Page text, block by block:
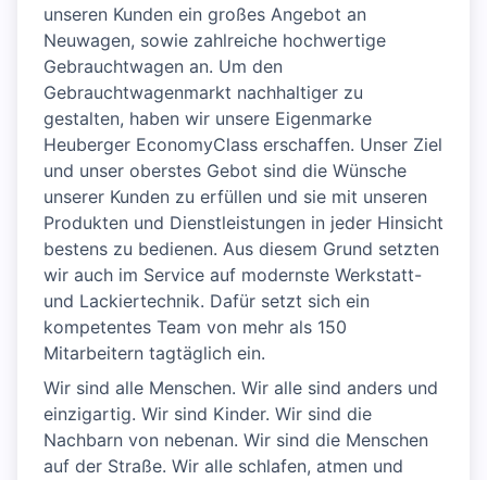
unseren Kunden ein großes Angebot an
Neuwagen, sowie zahlreiche hochwertige
Gebrauchtwagen an. Um den
Gebrauchtwagenmarkt nachhaltiger zu
gestalten, haben wir unsere Eigenmarke
Heuberger EconomyClass erschaffen. Unser Ziel
und unser oberstes Gebot sind die Wünsche
unserer Kunden zu erfüllen und sie mit unseren
Produkten und Dienstleistungen in jeder Hinsicht
bestens zu bedienen. Aus diesem Grund setzten
wir auch im Service auf modernste Werkstatt-
und Lackiertechnik. Dafür setzt sich ein
kompetentes Team von mehr als 150
Mitarbeitern tagtäglich ein.
Wir sind alle Menschen. Wir alle sind anders und
einzigartig. Wir sind Kinder. Wir sind die
Nachbarn von nebenan. Wir sind die Menschen
auf der Straße. Wir alle schlafen, atmen und